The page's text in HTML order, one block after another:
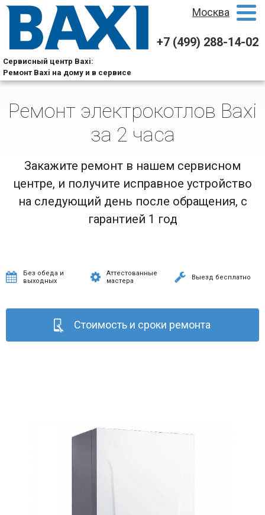
Москва
+7 (499) 288-14-02
Сервисный центр Baxi:
Ремонт Baxi на дому и в сервисе
Ремонт электрокотлов Baxi
за 2 часа
Закажите ремонт в нашем сервисном
центре, и получите исправное устройство
на следующий день после обращения, с
гарантией 1 год
Без обеда и
выходных
Аттестованные
мастера
Выезд бесплатно
Стоимость и сроки ремонта